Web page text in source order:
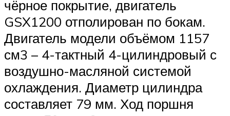
чёрное покрытие, двигатель
GSX1200 отполирован по бокам.
Двигатель модели объёмом 1157
см3 – 4-тактный 4-цилиндровый с
воздушно-масляной системой
охлаждения. Диаметр цилиндра
составляет 79 мм. Ход поршня